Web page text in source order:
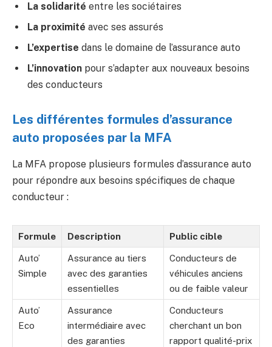
La solidarité entre les sociétaires
La proximité avec ses assurés
L’expertise dans le domaine de l’assurance auto
L’innovation pour s’adapter aux nouveaux besoins
des conducteurs
Les différentes formules d’assurance
auto proposées par la MFA
La MFA propose plusieurs formules d’assurance auto
pour répondre aux besoins spécifiques de chaque
conducteur :
Formule Description Public cible
Auto’
Simple
Assurance au tiers
avec des garanties
essentielles
Conducteurs de
véhicules anciens
ou de faible valeur
Auto’
Eco
Assurance
intermédiaire avec
des garanties
Conducteurs
cherchant un bon
rapport qualité-prix